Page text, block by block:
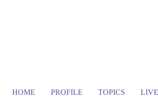
HOME PROFILE TOPICS LIVE